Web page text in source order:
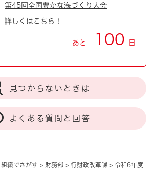
組織でさがす > 財務部 > 行財政改革課 > 令和6年度
第45回全国豊かな海づくり大会
詳しくはこちら！
あと 100 日
見つからないときは
よくある質問と回答